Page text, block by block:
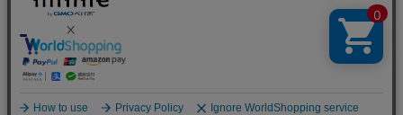
サイバー攻撃対策（GMO Flatt Security）
セキュリティ事業の軌跡